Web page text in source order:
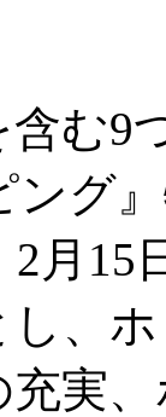
む9
グ
月15
、
充実